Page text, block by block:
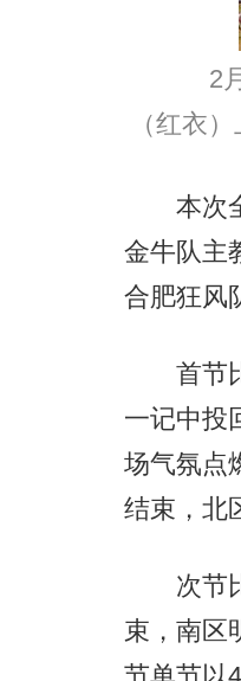
2
（红衣
本次全
金牛队主
合肥狂风
首节比
一记中投
场气氛点
结束，北
次节比
束，南区
节单节以